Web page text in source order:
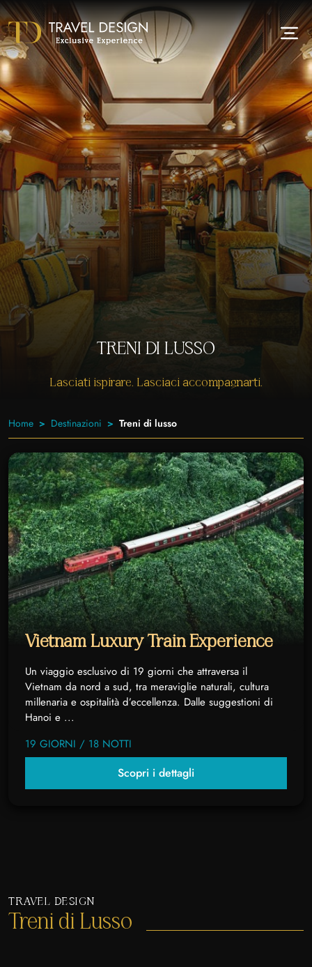
TRENI DI LUSSO
Lasciati ispirare. Lasciaci accompagnarti.
Home Destinazioni Treni di lusso
Vietnam Luxury Train Experience
Un viaggio esclusivo di 19 giorni che attraversa il
Vietnam da nord a sud, tra meraviglie naturali, cultura
millenaria e ospitalità d’eccellenza. Dalle suggestioni di
Hanoi e ...
19 GIORNI / 18 NOTTI
Scopri i dettagli
TRAVEL DESIGN
Treni di Lusso